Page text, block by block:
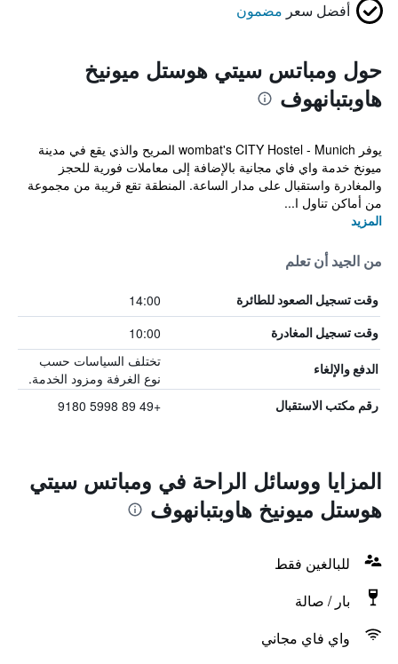
أفضل سعر مضمون
حول ومباتس سيتي هوستل ميونيخ
هاوبتبانهوف
يوفر wombat's CITY Hostel - Munich المريح والذي يقع في مدينة
ميونخ خدمة واي فاي مجانية بالإضافة إلى معاملات فورية للحجز
والمغادرة واستقبال على مدار الساعة. المنطقة تقع قريبة من مجموعة
من أماكن تناول ا...
المزيد
من الجيد أن تعلم
وقت تسجيل الصعود للطائرة 14:00
وقت تسجيل المغادرة 10:00
الدفع والإلغاء
تختلف السياسات حسب
نوع الغرفة ومزود الخدمة.
رقم مكتب الاستقبال +49 89 5998 9180
المزايا ووسائل الراحة في ومباتس سيتي
هوستل ميونيخ هاوبتبانهوف
للبالغين فقط
بار / صالة
واي فاي مجاني